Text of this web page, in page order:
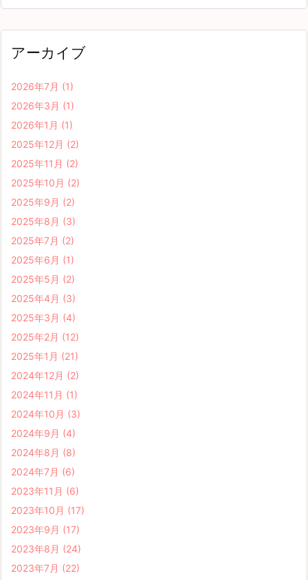
アーカイブ
2026年7月 (1)
2026年3月 (1)
2026年1月 (1)
2025年12月 (2)
2025年11月 (2)
2025年10月 (2)
2025年9月 (2)
2025年8月 (3)
2025年7月 (2)
2025年6月 (1)
2025年5月 (2)
2025年4月 (3)
2025年3月 (4)
2025年2月 (12)
2025年1月 (21)
2024年12月 (2)
2024年11月 (1)
2024年10月 (3)
2024年9月 (4)
2024年8月 (8)
2024年7月 (6)
2023年11月 (6)
2023年10月 (17)
2023年9月 (17)
2023年8月 (24)
2023年7月 (22)